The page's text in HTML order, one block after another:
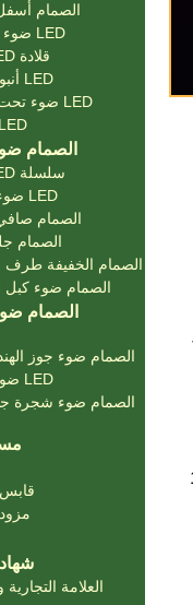
الصمام
ضوء السقف LED
ضوء LED قلادة
أنبوب نيون LED
ضوء تحت الأرض LED
مصباح LED
الصمام
ضوء LED سلسلة
ضوء الستار LED
الصمام
الصمام
الصمام الخفيفة
الصمام ضوء كبل
الصمام
الصمام ضوء جوز
ضوء الكرز LED
الصمام ضوء شجرة
قابس
العلامة